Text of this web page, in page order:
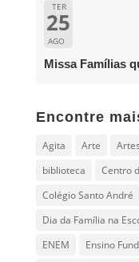
TER
25
AGO
Missa Famílias
Encontre
Agita Arte Artes
biblioteca
Centro
Colégio Santo André
Dia da Família na
ENEM
Ensino